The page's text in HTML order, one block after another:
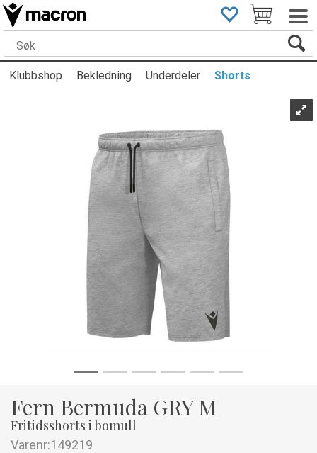
Klubbshop Bekledning Underdeler Shorts
Fern Bermuda GRY M
Fritidsshorts i bomull
Varenr:149219